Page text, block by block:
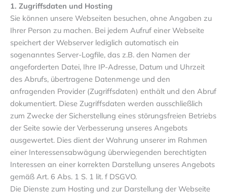
1. Zugriffsdaten und Hosting
Sie können unsere Webseiten besuchen, ohne Angaben zu
Ihrer Person zu machen. Bei jedem Aufruf einer Webseite
speichert der Webserver lediglich automatisch ein
sogenanntes Server-Logfile, das z.B. den Namen der
angeforderten Datei, Ihre IP-Adresse, Datum und Uhrzeit
des Abrufs, übertragene Datenmenge und den
anfragenden Provider (Zugriffsdaten) enthält und den Abruf
dokumentiert. Diese Zugriffsdaten werden ausschließlich
zum Zwecke der Sicherstellung eines störungsfreien Betriebs
der Seite sowie der Verbesserung unseres Angebots
ausgewertet. Dies dient der Wahrung unserer im Rahmen
einer Interessensabwägung überwiegenden berechtigten
Interessen an einer korrekten Darstellung unseres Angebots
gemäß Art. 6 Abs. 1 S. 1 lit. f DSGVO.
Die Dienste zum Hosting und zur Darstellung der Webseite